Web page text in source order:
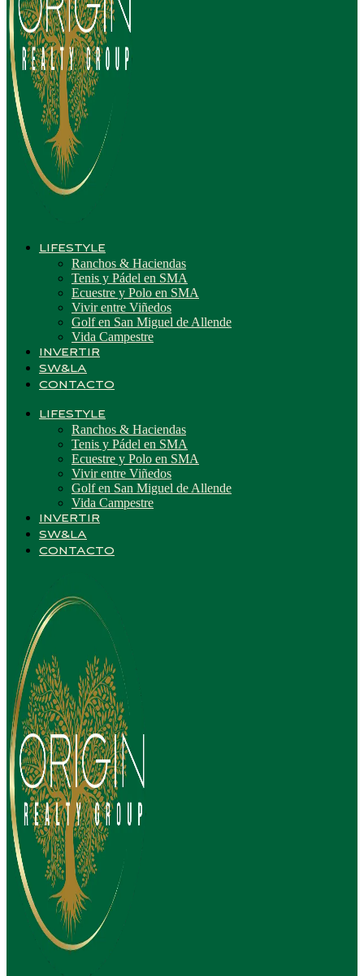
LIFESTYLE
Ranchos & Haciendas
Tenis y Pádel en SMA
Ecuestre y Polo en SMA
Vivir entre Viñedos
Golf en San Miguel de Allende
Vida Campestre
INVERTIR
SW&LA
CONTACTO
LIFESTYLE
Ranchos & Haciendas
Tenis y Pádel en SMA
Ecuestre y Polo en SMA
Vivir entre Viñedos
Golf en San Miguel de Allende
Vida Campestre
INVERTIR
SW&LA
CONTACTO